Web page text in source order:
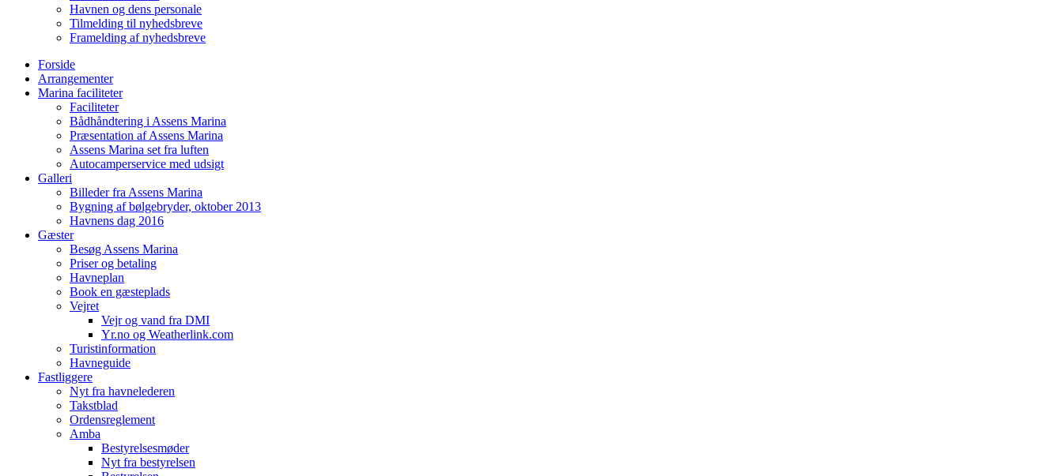
Havnen og dens personale
Tilmelding til nyhedsbreve
Framelding af nyhedsbreve
Forside
Arrangementer
Marina faciliteter
Faciliteter
Bådhåndtering i Assens Marina
Præsentation af Assens Marina
Assens Marina set fra luften
Autocamperservice med udsigt
Galleri
Billeder fra Assens Marina
Bygning af bølgebryder, oktober 2013
Havnens dag 2016
Gæster
Besøg Assens Marina
Priser og betaling
Havneplan
Book en gæsteplads
Vejret
Vejr og vand fra DMI
Yr.no og Weatherlink.com
Turistinformation
Havneguide
Fastliggere
Nyt fra havnelederen
Takstblad
Ordensreglement
Amba
Bestyrelsesmøder
Nyt fra bestyrelsen